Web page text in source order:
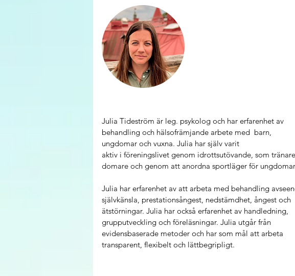
Julia Tideström är leg. psykolog och har erfarenhet av
behandling och hälsofrämjande arbete med  barn,
ungdomar och vuxna. Julia har själv varit
aktiv i föreningslivet genom idrottsutövande, som
domare och genom att anordna sportläger för
Julia har erfarenhet av att arbeta med behandling
självkänsla, prestationsångest, nedstämdhet, ångest och
ätstörningar. Julia har också erfarenhet av handledning,
grupputveckling och föreläsningar. Julia utgår från
evidensbaserade metoder och har som mål att arbeta
transparent, flexibelt och lättbegripligt.